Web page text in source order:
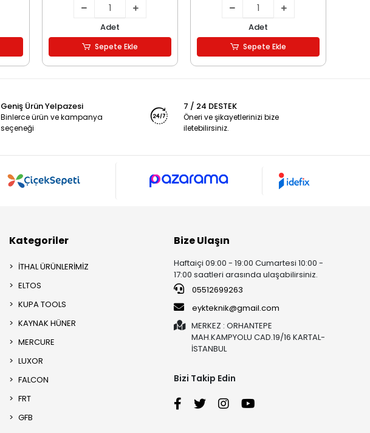
Adet
Sepete Ekle
Adet
Sepete Ekle
Geniş Ürün Yelpazesi
Binlerce ürün ve kampanya
seçeneği
7 / 24 DESTEK
Öneri ve şikayetlerinizi bize
iletebilirsiniz.
Kategoriler
İTHAL ÜRÜNLERİMİZ
ELTOS
KUPA TOOLS
KAYNAK HÜNER
MERCURE
LUXOR
FALCON
FRT
GFB
Bize Ulaşın
Haftaiçi 09:00 - 19:00 Cumartesi 10:00 -
17:00 saatleri arasında ulaşabilirsiniz.
05512699263
eykteknik@gmail.com
MERKEZ : ORHANTEPE
MAH.KAMPYOLU CAD.19/16 KARTAL-
İSTANBUL
Bizi Takip Edin